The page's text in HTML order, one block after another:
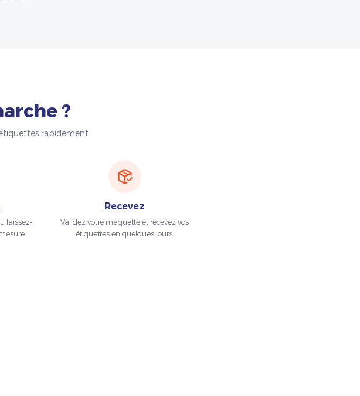
?
rapidement
laissez-
Recevez
Validez votre maquette et recevez vos
étiquettes en quelques jours.